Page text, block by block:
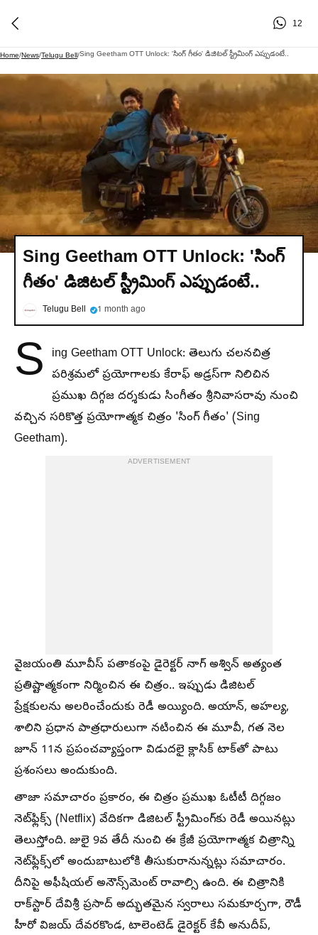
12
Home/News/Telugu Bell/Sing Geetham OTT Unlock: 'సింగ్‌ గీతం' డిజిటల్ స్ట్రీమింగ్ ఎప్పుడంటే..
Sing Geetham OTT Unlock: 'సింగ్‌
గీతం' డిజిటల్ స్ట్రీమింగ్ ఎప్పుడంటే..
Telugu Bell 1 month ago
S
ing Geetham OTT Unlock: తెలుగు చలనచిత్ర
పరిశ్రమలో ప్రయోగాలకు కేరాఫ్ అడ్రస్‌గా నిలిచిన
ప్రముఖ దిగ్గజ దర్శకుడు సింగీతం శ్రీనివాసరావు నుంచి
వచ్చిన సరికొత్త ప్రయోగాత్మక చిత్రం 'సింగ్‌ గీతం' (Sing
Geetham).
ADVERTISEMENT
వైజయంతి మూవీస్ పతాకంపై డైరెక్టర్ నాగ్ అశ్విన్ అత్యంత
ప్రతిష్టాత్మకంగా నిర్మించిన ఈ చిత్రం.. ఇప్పుడు డిజిటల్
ప్రేక్షకులను అలరించేందుకు రెడీ అయ్యింది. అయాన్, అహల్య,
శాలిని ప్రధాన పాత్రధారులుగా నటించిన ఈ మూవీ, గత నెల
జూన్ 11న ప్రపంచవ్యాప్తంగా విడుదలై క్లాసిక్ టాక్‌తో పాటు
ప్రశంసలు అందుకుంది.
తాజా సమాచారం ప్రకారం, ఈ చిత్రం ప్రముఖ ఓటీటీ దిగ్గజం
నెట్‌ఫ్లిక్స్ (Netflix) వేదికగా డిజిటల్ స్ట్రీమింగ్‌కు రెడీ అయినట్లు
తెలుస్తోంది. జులై 9వ తేదీ నుంచి ఈ క్రేజీ ప్రయోగాత్మక చిత్రాన్ని
నెట్‌ఫ్లిక్స్‌లో అందుబాటులోకి తీసుకురానున్నట్లు సమాచారం.
దీనిపై అఫీషియల్ అనౌన్స్‌మెంట్ రావాల్సి ఉంది. ఈ చిత్రానికి
రాక్‌స్టార్ దేవిశ్రీ ప్రసాద్ అద్భుతమైన స్వరాలు సమకూర్చగా, రౌడీ
హీరో విజయ్ దేవరకొండ, టాలెంటెడ్ డైరెక్టర్ కేవీ అనుదీప్,